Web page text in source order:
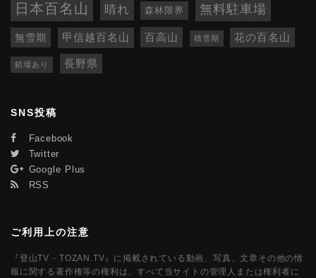
日本百名山 晴れ 森林限界 無料駐車場
無雪期 甲信越百名山 百高山 積雪期 花の百名山
鎖場あり 長野県
SNS投稿
Facebook
Twitter
Google Plus
RSS
ご利用上の注意
『登山TV - TOZAN.TV』に掲載されている動画、写真、文章その他の情
報に関する著作権等の権利は、すべて当サイトの管理人または権利者に